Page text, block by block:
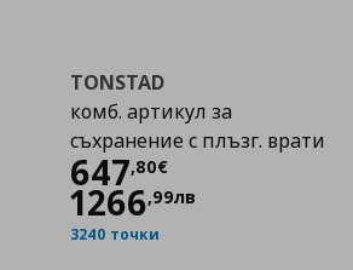
TONSTAD
комб. артикул за
съхранение с плъзг. врати
647,80€
Цена647,80 €
1266,99лв
3240 точки